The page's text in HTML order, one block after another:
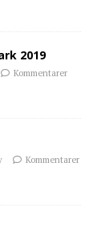
2019
Kommentarer
Kommentarer